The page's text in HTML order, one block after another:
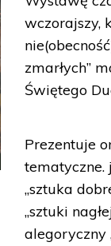
wczorajszy,
zmarłych”
Świętego
Prezentuje
tematyczne.
„sztuka
„sztuki
alegoryczny